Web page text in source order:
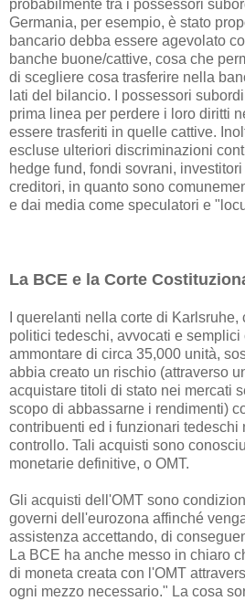
probabilmente tra i possessori
Germania, per esempio, è stato
bancario debba essere agevolato
banche buone/cattive, cosa che
di scegliere cosa trasferire nella
lati del bilancio. I possessori
prima linea per perdere i loro diritti
essere trasferiti in quelle cattive.
escluse ulteriori discriminazioni
hedge fund, fondi sovrani,
creditori, in quanto sono
e dai media come speculatori e
La BCE e la Corte
I querelanti nella corte di
politici tedeschi, avvocati e semplici
ammontare di circa 35,000 unità,
abbia creato un rischio (attraverso
acquistare titoli di stato nei mercati
scopo di abbassarne i rendimenti)
contribuenti ed i funzionari tedeschi
controllo. Tali acquisti sono
monetarie definitive, o OMT.
Gli acquisti dell'OMT sono
governi dell'eurozona affinché
assistenza accettando, di
La BCE ha anche messo in chiaro
di moneta creata con l'OMT
ogni mezzo necessario." La cosa